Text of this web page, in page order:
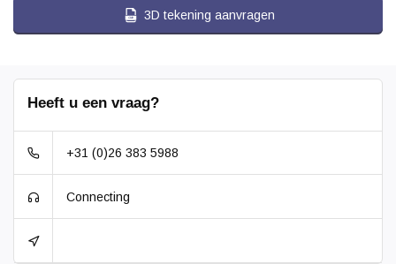
3D tekening aanvragen
Heeft u een vraag?
+31 (0)26 383 5988
Connecting